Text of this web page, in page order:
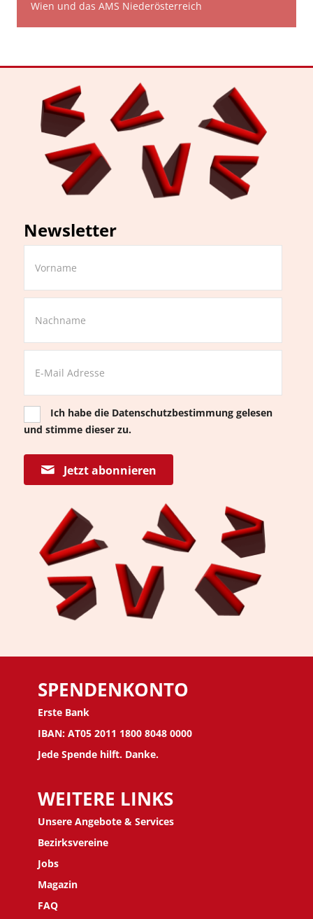
Wien und das AMS Niederösterreich
Newsletter
Ich habe die Datenschutzbestimmung gelesen
und stimme dieser zu.
Jetzt abonnieren
SPENDENKONTO
Erste Bank
IBAN: AT05 2011 1800 8048 0000
Jede Spende hilft. Danke.
WEITERE LINKS
Unsere Angebote & Services
Bezirksvereine
Jobs
Magazin
FAQ